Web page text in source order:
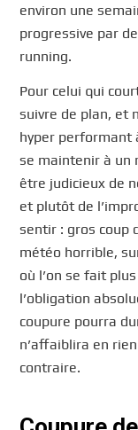
environ une
progressive par
running.
Pour celui qui
suivre de plan, et
hyper performant
se maintenir à un
être judicieux de
et plutôt de
sentir : gros coup
météo horrible,
où l’on se fait
l’obligation
coupure pourra
n’affaiblira en
contraire.